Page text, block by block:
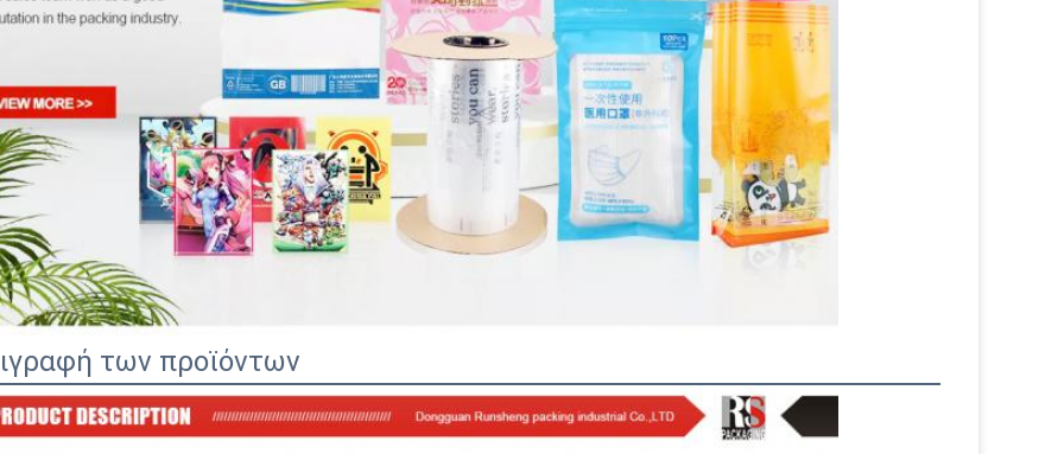
των προϊόντων